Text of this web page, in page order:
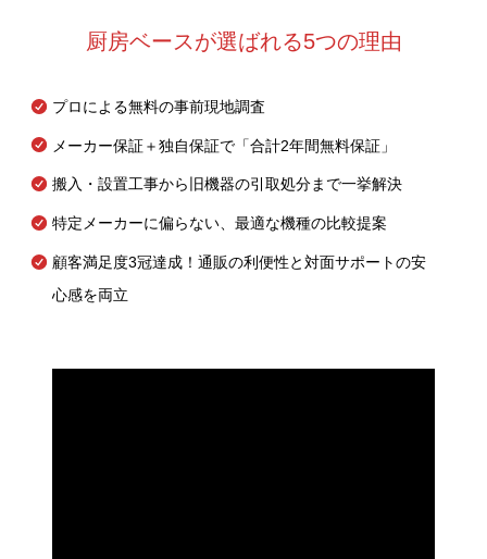
厨房ベースが選ばれる5つの理由
プロによる無料の事前現地調査
メーカー保証＋独自保証で「合計2年間無料保証」
搬入・設置工事から旧機器の引取処分まで一挙解決
特定メーカーに偏らない、最適な機種の比較提案
顧客満足度3冠達成！通販の利便性と対面サポートの安
心感を両立